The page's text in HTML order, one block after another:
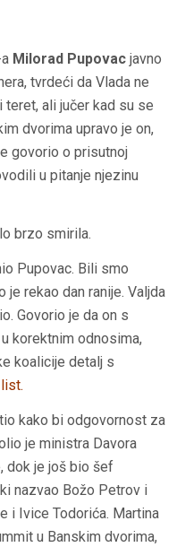
Milorad Pupovac javno
tvrdeći da Vlada ne
ali jučer kad su se
dvorima upravo je on,
govorio o prisutnoj
u pitanje njezinu
brzo smirila.
Pupovac. Bili smo
rekao dan ranije. Valjda
Govorio je da on s
korektnim odnosima,
koalicije detalj s
kako bi odgovornost za
je ministra Davora
dok je još bio šef
nazvao Božo Petrov i
i Ivice Todorića. Martina
u Banskim dvorima,